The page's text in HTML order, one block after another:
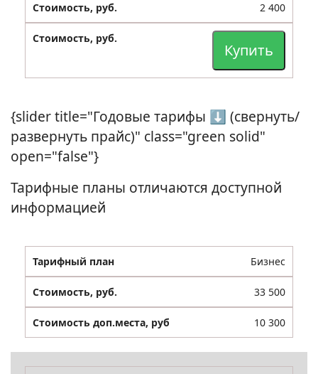
2 400
Купить
{slider title="Годовые тарифы ⬇ (свернуть/
развернуть прайс)" class="green solid"
open="false"}
Тарифные планы отличаются доступной
информацией
Бизнес
33 500
10 300